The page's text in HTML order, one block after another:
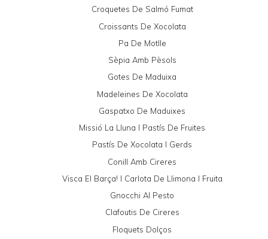
Croquetes De Salmó Fumat
Croissants De Xocolata
Pa De Motlle
Sèpia Amb Pèsols
Gotes De Maduixa
Madeleines De Xocolata
Gaspatxo De Maduixes
Missió La Lluna I Pastís De Fruites
Pastís De Xocolata I Gerds
Conill Amb Cireres
Visca El Barça! I Carlota De Llimona I Fruita
Gnocchi Al Pesto
Clafoutis De Cireres
Floquets Dolços